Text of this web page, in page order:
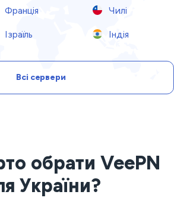
Франція Чилі
Ізраїль Індія
Всі сервери
обрати VeePN
України?